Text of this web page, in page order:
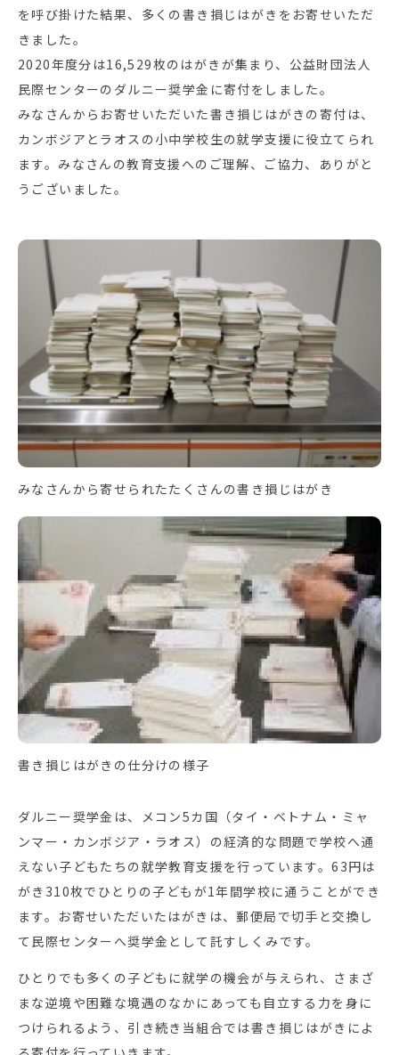
を呼び掛けた結果、多くの書き損じはがきをお寄せいただ
きました。
2020年度分は16,529枚のはがきが集まり、公益財団法人
民際センターのダルニー奨学金に寄付をしました。
みなさんからお寄せいただいた書き損じはがきの寄付は、
カンボジアとラオスの小中学校生の就学支援に役立てられ
ます。みなさんの教育支援へのご理解、ご協力、ありがと
うございました。
みなさんから寄せられたたくさんの書き損じはがき
書き損じはがきの仕分けの様子
ダルニー奨学金は、メコン5カ国（タイ・ベトナム・ミャ
ンマー・カンボジア・ラオス）の経済的な問題で学校へ通
えない子どもたちの就学教育支援を行っています。63円は
がき310枚でひとりの子どもが1年間学校に通うことができ
ます。お寄せいただいたはがきは、郵便局で切手と交換し
て民際センターへ奨学金として託すしくみです。
ひとりでも多くの子どもに就学の機会が与えられ、さまざ
まな逆境や困難な境遇のなかにあっても自立する力を身に
つけられるよう、引き続き当組合では書き損じはがきによ